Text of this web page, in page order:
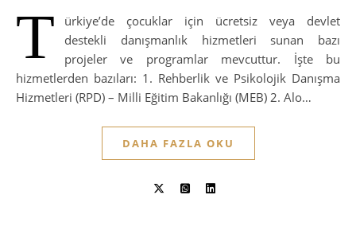
T
ürkiye’de çocuklar için ücretsiz veya devlet
destekli danışmanlık hizmetleri sunan bazı
projeler ve programlar mevcuttur. İşte bu
hizmetlerden bazıları: 1. Rehberlik ve Psikolojik Danışma
Hizmetleri (RPD) – Milli Eğitim Bakanlığı (MEB) 2. Alo…
DAHA FAZLA OKU